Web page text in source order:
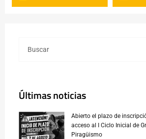
Últimas noticias
Abierto el plazo de
acceso al I Ciclo Inicial de
Piragüismo